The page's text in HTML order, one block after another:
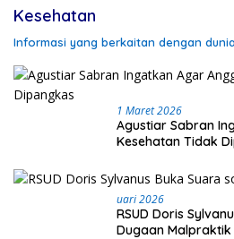
Kesehatan
Informasi yang berkaitan dengan
1 Maret 2026
Agustiar Sabran
Kesehatan Tidak
Uari 2026
RSUD Doris
Dugaan Malpraktik